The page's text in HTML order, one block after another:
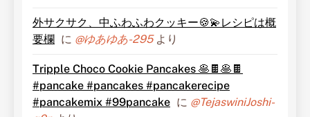
外サクサク、中ふわふわクッキー🍪💫レシピは概
要欄 に @ゆあゆあ-295より
Tripple Choco Cookie Pancakes 🥞🍫🥞🍫
#pancake #pancakes #pancakerecipe
#pancakemix #99pancake に @TejaswiniJoshi-